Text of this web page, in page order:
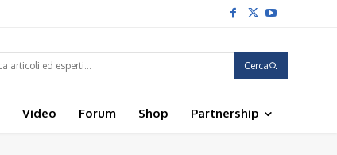
Cerca
Video Forum Shop Partnership